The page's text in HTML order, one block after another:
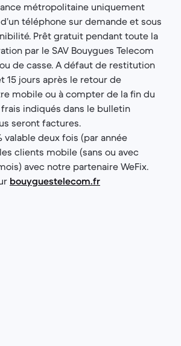
métropolitaine uniquement
téléphone sur demande et sous
Prêt gratuit pendant toute la
par le SAV Bouygues Telecom
de casse. A défaut de restitution
15 jours après le retour de
mobile ou à compter de la fin du
indiqués dans le bulletin
seront factures.
valable deux fois (par année
clients mobile (sans ou avec
avec notre partenaire WeFix.
bouyguestelecom.fr